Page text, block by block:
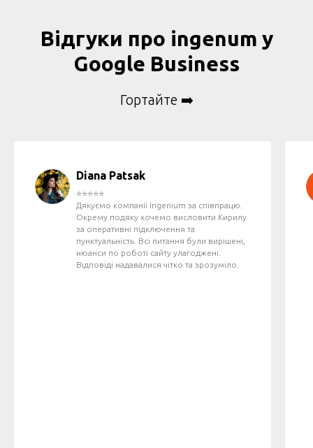
Відгуки про ingenum у
Google Business
Гортайте ➡️
Diana Patsak
⭐️⭐️⭐️⭐️⭐️
Дякуємо компанії Ingenium за співпрацю.
Окрему подяку хочемо висловити Кирилу
за оперативні підключення та
пунктуальність. Всі питання були вирішені,
нюанси по роботі сайту улагоджені.
Відповіді надавалися чітко та зрозуміло.